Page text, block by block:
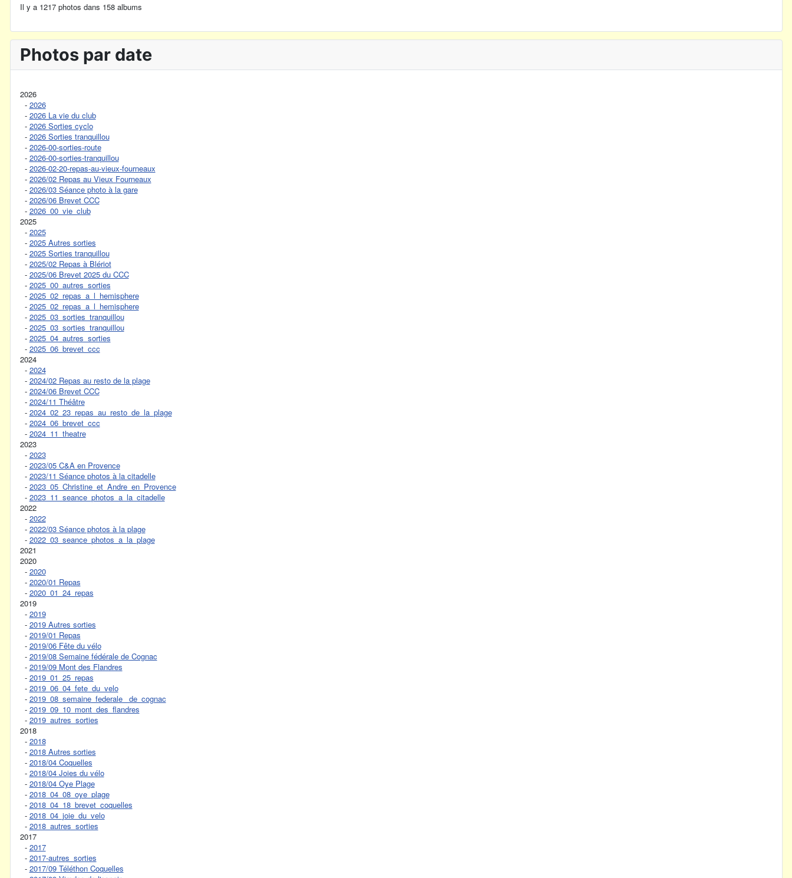
Il y a 1217 photos dans 158 albums
Photos par date
2026
- 2026
- 2026 La vie du club
- 2026 Sorties cyclo
- 2026 Sorties tranquillou
- 2026-00-sorties-route
- 2026-00-sorties-tranquillou
- 2026-02-20-repas-au-vieux-fourneaux
- 2026/02 Repas au Vieux Fourneaux
- 2026/03 Séance photo à la gare
- 2026/06 Brevet CCC
- 2026_00_vie_club
2025
- 2025
- 2025 Autres sorties
- 2025 Sorties tranquillou
- 2025/02 Repas à Blériot
- 2025/06 Brevet 2025 du CCC
- 2025_00_autres_sorties
- 2025_02_repas_a_l_hemisphere
- 2025_02_repas_a_l_hemisphere
- 2025_03_sorties_tranquillou
- 2025_03_sorties_tranquillou
- 2025_04_autres_sorties
- 2025_06_brevet_ccc
2024
- 2024
- 2024/02 Repas au resto de la plage
- 2024/06 Brevet CCC
- 2024/11 Théâtre
- 2024_02_23_repas_au_resto_de_la_plage
- 2024_06_brevet_ccc
- 2024_11_theatre
2023
- 2023
- 2023/05 C&A en Provence
- 2023/11 Séance photos à la citadelle
- 2023_05_Christine_et_Andre_en_Provence
- 2023_11_seance_photos_a_la_citadelle
2022
- 2022
- 2022/03 Séance photos à la plage
- 2022_03_seance_photos_a_la_plage
2021
2020
- 2020
- 2020/01 Repas
- 2020_01_24_repas
2019
- 2019
- 2019 Autres sorties
- 2019/01 Repas
- 2019/06 Fête du vélo
- 2019/08 Semaine fédérale de Cognac
- 2019/09 Mont des Flandres
- 2019_01_25_repas
- 2019_06_04_fete_du_velo
- 2019_08_semaine_federale_ de_cognac
- 2019_09_10_mont_des_flandres
- 2019_autres_sorties
2018
- 2018
- 2018 Autres sorties
- 2018/04 Coquelles
- 2018/04 Joies du vélo
- 2018/04 Oye Plage
- 2018_04_08_oye_plage
- 2018_04_18_brevet_coquelles
- 2018_04_joie_du_velo
- 2018_autres_sorties
2017
- 2017
- 2017-autres_sorties
- 2017/09 Téléthon Coquelles